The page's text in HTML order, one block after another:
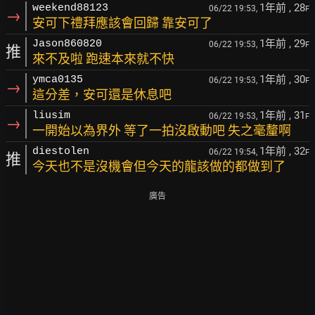
→ weekend88123 06/22 19:53, 1年前 , 28F
安可下禮拜應該會回歸 靠安可了
推 Jason860820 06/22 19:53, 1年前 , 29F
來不及啦 跑速本來就不快
→ ymca0135 06/22 19:53, 1年前 , 30F
這分差，安可還是休息吧
→ liusim 06/22 19:53, 1年前 , 31 F
一開始以為界外 等了一拍沒啟動吧 失之毫釐啊
推 diestolen 06/22 19:54, 1年前 , 32F
今天也不是沒機會但今天的龍該做的都做到了
廣告